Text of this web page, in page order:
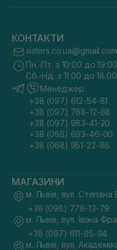
КОНТАКТИ
sisters.co.ua@gmail.com
Пн.-Пт. з 10:00 до 19:00
Сб.-Нд. з 11:00 до 18:00
Менеджер
+38 (097) 612-54-81
+38 (097) 788-12-88
+38 (097) 983-41-20
+38 (068) 693-46-00
+38 (068) 951-22-86
МАГАЗИНИ
м. Львів, вул.
+38 (098) 778-13-79
м. Львів, вул. Івана
+38 (097) 611-95-94
м. Львів, вул.